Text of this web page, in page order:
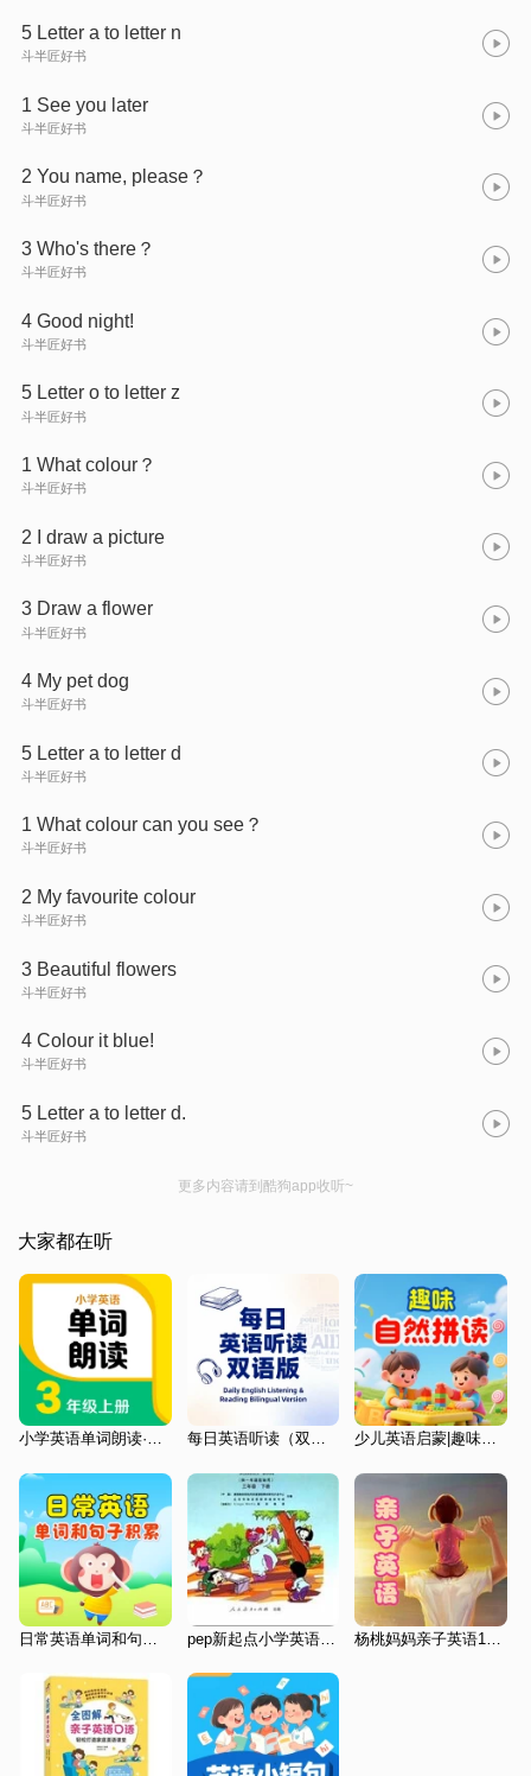
5 Letter a to letter n
斗半匠好书
1 See you later
斗半匠好书
2 You name, please？
斗半匠好书
3 Who's there？
斗半匠好书
4 Good night!
斗半匠好书
5 Letter o to letter z
斗半匠好书
1 What colour？
斗半匠好书
2 I draw a picture
斗半匠好书
3 Draw a flower
斗半匠好书
4 My pet dog
斗半匠好书
5 Letter a to letter d
斗半匠好书
1 What colour can you see？
斗半匠好书
2 My favourite colour
斗半匠好书
3 Beautiful flowers
斗半匠好书
4 Colour it blue!
斗半匠好书
5 Letter a to letter d.
斗半匠好书
更多内容请到酷狗app收听~
大家都在听
小学英语单词朗读·三年级(上) 每日英语听读（双语版）|英语口语天天练 少儿英语启蒙|趣味自然拼读
pep新起点小学英语三年级下册